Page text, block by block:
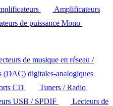
Amplificateurs
de puissance Mono
de musique en réseau /
(DAC) digitales-analogiques
CD
Tuners / Radio
USB / SPDIF
Lecteurs de